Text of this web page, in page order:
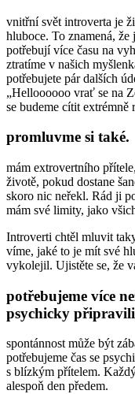
vnitřní svět introverta je
hluboce. To znamená,
potřebují více času na
ztratíme v našich
potřebujete pár dalších
„Helloooooo vrať se na
se budeme cítit extrémně
promluvme si také.
mám extrovertního
životě, pokud dostane
skoro nic neřekl. Rád ji
mám své limity, jako
Introverti chtěl mluvit
víme, jaké to je mít své
vykolejil. Ujistěte se, že
potřebujeme více
psychicky
spontánnost může být
potřebujeme čas se
s blízkým přítelem.
alespoň den předem.